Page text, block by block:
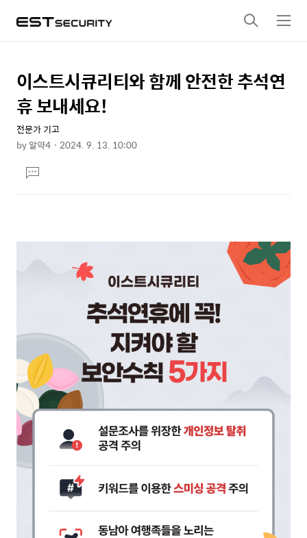
검
색
메
뉴
상
세
컨
텐
본
문
제
목
이스트시큐리티와 함께 안전한 추석연
휴 보내세요!
전문가 기고
by알약4 2024. 9. 13. 10:00
문댓
글